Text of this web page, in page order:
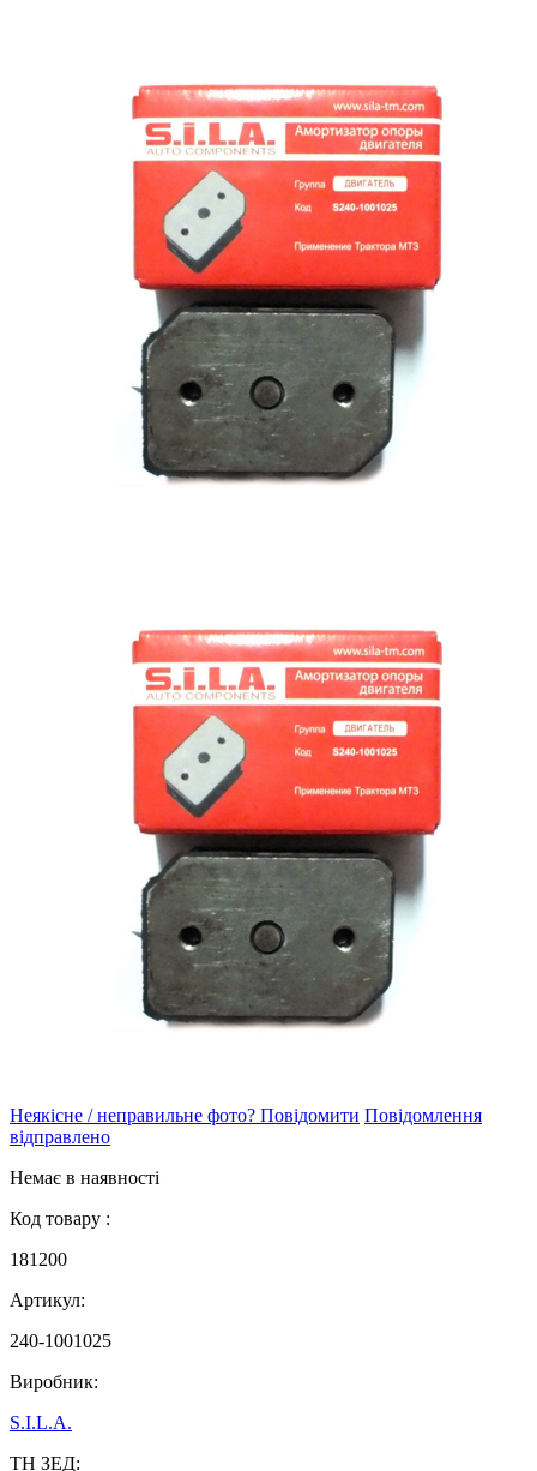
Неякісне / неправильне фото? Повідомити Повідомлення
відправлено
Немає в наявності
Код товару :
181200
Артикул:
240-1001025
Виробник:
S.I.L.A.
ТН ЗЕД: